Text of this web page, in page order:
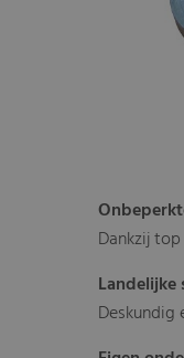
Dankzij
Landelijke
Deskundig